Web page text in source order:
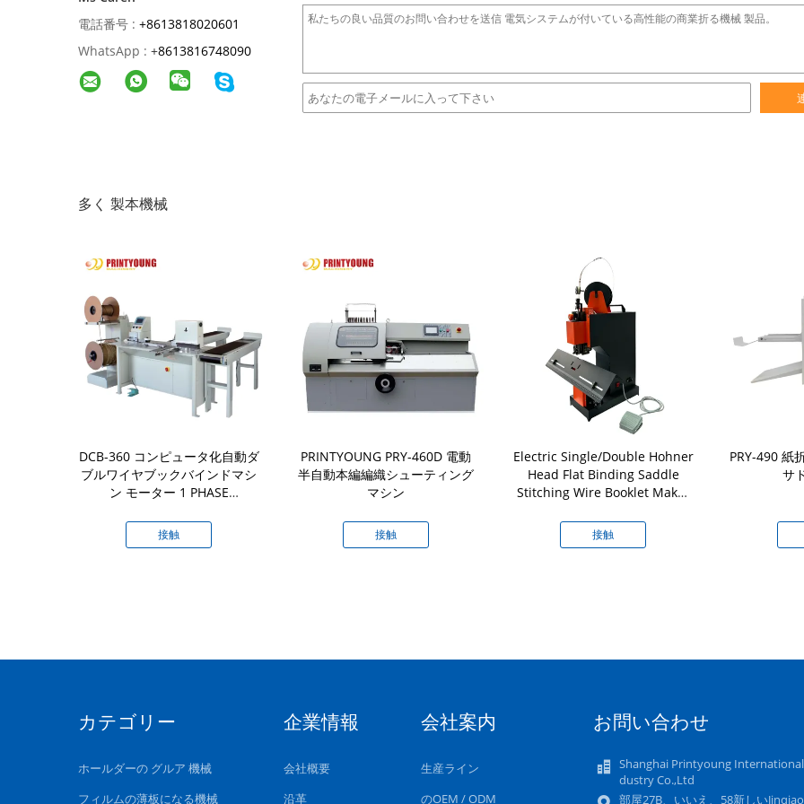
電話番号 : +8613818020601
WhatsApp : +8613816748090
多く 製本機械
DCB-360 コンピュータ化自動ダ
ブルワイヤブックバインドマシ
ン モーター 1 PHASE
間 360mm マックス
接触
PRINTYOUNG PRY-460D 電動
半自動本編編織シューティング
マシン
接触
Electric Single/Double Hohner
Head Flat Binding Saddle
Stitching Wire Booklet Maker
接触
PRY-490 紙
サ
カテゴリー
ホールダーの グルア 機械
フィルムの薄板になる機械
企業情報
会社概要
沿革
会社案内
生産ライン
のOEM / ODM
お問い合わせ
Shanghai Printyoung
dustry Co.,Ltd
部屋27B、いいえ、58新しい